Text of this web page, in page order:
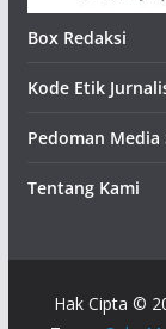
Box Redaksi
Kode Etik
Pedoman Media
Tentang Kami
Hak Cipta ©